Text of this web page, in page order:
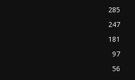
285
247
181
97
56